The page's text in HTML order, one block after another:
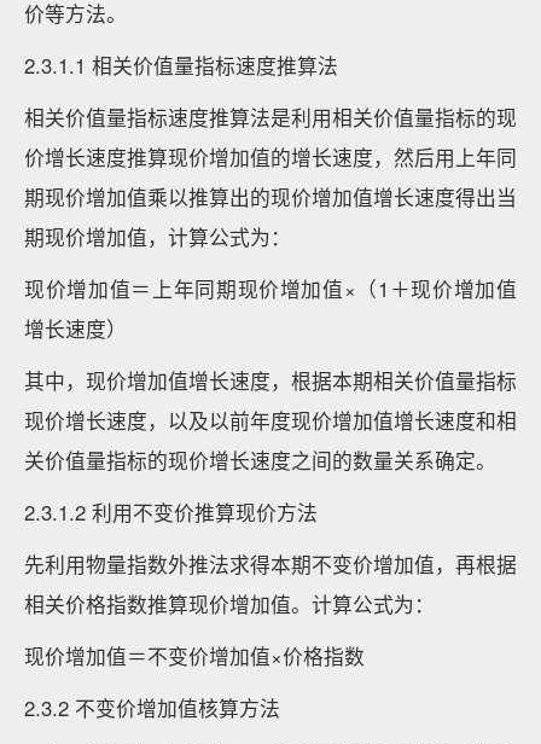
价等方法。
2.3.1.1 相关价值量指标速度推算法
相关价值量指标速度推算法是利用相关价值量指标的现
价增长速度推算现价增加值的增长速度，然后用上年同
期现价增加值乘以推算出的现价增加值增长速度得出当
期现价增加值，计算公式为：
现价增加值＝上年同期现价增加值×（1＋现价增加值
增长速度）
其中，现价增加值增长速度，根据本期相关价值量指标
现价增长速度，以及以前年度现价增加值增长速度和相
关价值量指标的现价增长速度之间的数量关系确定。
2.3.1.2 利用不变价推算现价方法
先利用物量指数外推法求得本期不变价增加值，再根据
相关价格指数推算现价增加值。计算公式为：
现价增加值＝不变价增加值×价格指数
2.3.2 不变价增加值核算方法